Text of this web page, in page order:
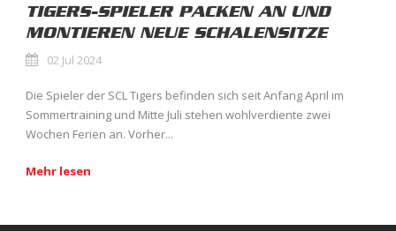
TIGERS-SPIELER PACKEN AN UND
MONTIEREN NEUE SCHALENSITZE
02 Jul 2024
Die Spieler der SCL Tigers befinden sich seit Anfang April im
Sommertraining und Mitte Juli stehen wohlverdiente zwei
Wochen Ferien an. Vorher...
Mehr lesen